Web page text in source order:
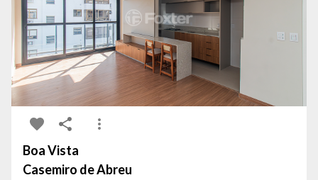
Boa Vista
Casemiro de Abreu